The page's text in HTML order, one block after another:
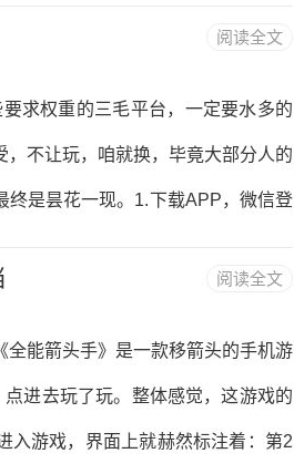
支付宝！越来越多的人想用手机赚
阅读全文
求权重的三毛平台，一定要水多的
不让玩，咱就换，毕竟大部分人的
终是昙花一现。1.下载APP，微信登
行。有时间的冲下“欢乐夺宝”消耗
阅读全文
能箭头手》是一款移箭头的手机游
进去玩了玩。整体感觉，这游戏的
入游戏，界面上就赫然标注着：第2